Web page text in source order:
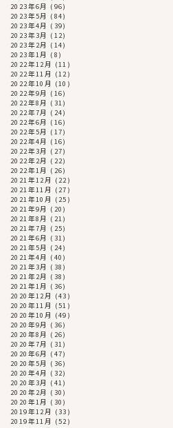
2023年6月 (96)
2023年5月 (84)
2023年4月 (39)
2023年3月 (12)
2023年2月 (14)
2023年1月 (8)
2022年12月 (11)
2022年11月 (12)
2022年10月 (10)
2022年9月 (16)
2022年8月 (31)
2022年7月 (24)
2022年6月 (16)
2022年5月 (17)
2022年4月 (16)
2022年3月 (27)
2022年2月 (22)
2022年1月 (26)
2021年12月 (22)
2021年11月 (27)
2021年10月 (25)
2021年9月 (20)
2021年8月 (21)
2021年7月 (25)
2021年6月 (31)
2021年5月 (24)
2021年4月 (40)
2021年3月 (38)
2021年2月 (38)
2021年1月 (36)
2020年12月 (43)
2020年11月 (51)
2020年10月 (49)
2020年9月 (36)
2020年8月 (26)
2020年7月 (31)
2020年6月 (47)
2020年5月 (36)
2020年4月 (32)
2020年3月 (41)
2020年2月 (30)
2020年1月 (30)
2019年12月 (33)
2019年11月 (52)